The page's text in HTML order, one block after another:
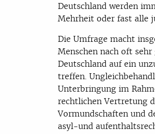
Deutschland werden
Mehrheit oder fast alle
Die Umfrage macht
Menschen nach oft
Deutschland auf ein
treffen.
Unterbringung im
rechtlichen Vertretung
Vormundschaften und
asyl-und